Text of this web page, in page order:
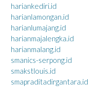
hariankediri.id
harianlamongan.id
harianlumajang.id
harianmajalengka.id
harianmalang.id
smanics-serpong.id
smakstlouis.id
smapraditadirgantara.id